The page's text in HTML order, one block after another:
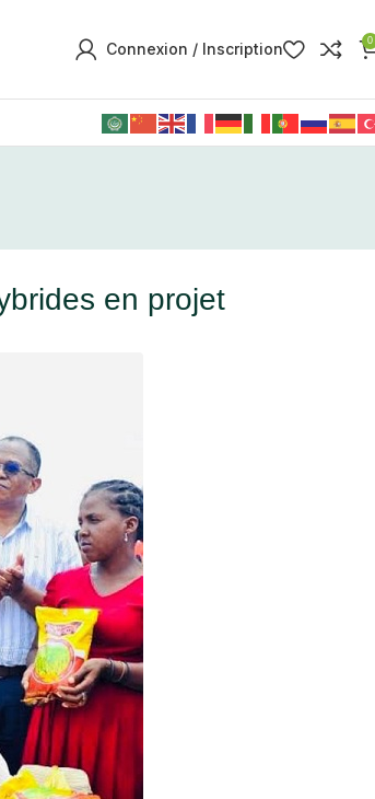
Connexion / Inscription 0
en projet